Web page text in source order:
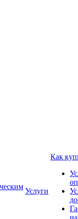
Услуги
Как